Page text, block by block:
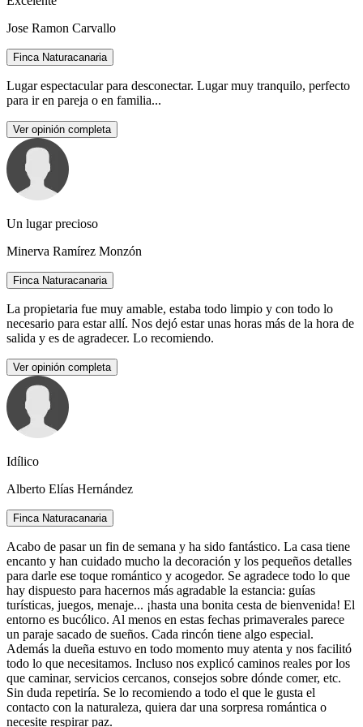
Jose Ramon Carvallo
Finca Naturacanaria
Lugar espectacular para desconectar. Lugar muy tranquilo, perfecto
para ir en pareja o en familia...
Ver opinión completa
Un lugar precioso
Minerva Ramírez Monzón
Finca Naturacanaria
La propietaria fue muy amable, estaba todo limpio y con todo lo
necesario para estar allí. Nos dejó estar unas horas más de la hora de
salida y es de agradecer. Lo recomiendo.
Ver opinión completa
Idílico
Alberto Elías Hernández
Finca Naturacanaria
Acabo de pasar un fin de semana y ha sido fantástico. La casa tiene
encanto y han cuidado mucho la decoración y los pequeños detalles
para darle ese toque romántico y acogedor. Se agradece todo lo que
hay dispuesto para hacernos más agradable la estancia: guías
turísticas, juegos, menaje... ¡hasta una bonita cesta de bienvenida! El
entorno es bucólico. Al menos en estas fechas primaverales parece
un paraje sacado de sueños. Cada rincón tiene algo especial.
Además la dueña estuvo en todo momento muy atenta y nos facilitó
todo lo que necesitamos. Incluso nos explicó caminos reales por los
que caminar, servicios cercanos, consejos sobre dónde comer, etc.
Sin duda repetiría. Se lo recomiendo a todo el que le gusta el
contacto con la naturaleza, quiera dar una sorpresa romántica o
necesite respirar paz.